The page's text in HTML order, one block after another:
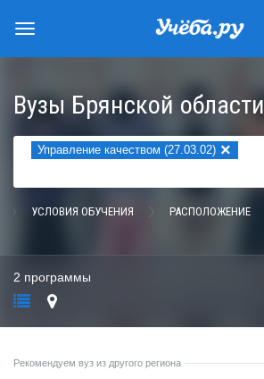
Вузы Брянской области
Управление качеством (27.03.02) ×
УСЛОВИЯ ОБУЧЕНИЯ РАСПОЛОЖЕНИЕ
2 программы
Рекомендуем вуз из другого региона